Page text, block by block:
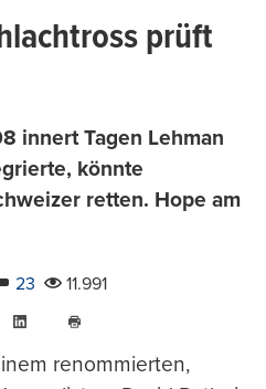
prüft
innert Tagen Lehman
könnte
retten. Hope am
23
11.991
LinkedIn
renommierten,